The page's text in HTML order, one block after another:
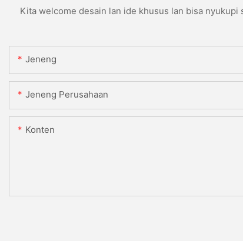
Kita welcome desain lan ide khusus lan bisa
Jeneng
Jeneng Perusahaan
Konten